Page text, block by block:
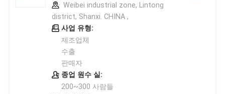
Weibei industrial zone, Lintong
district, Shanxi. CHINA ,
사업 유형:
제조업체
수출
판매자
종업 원수 실:
200~300 사람들